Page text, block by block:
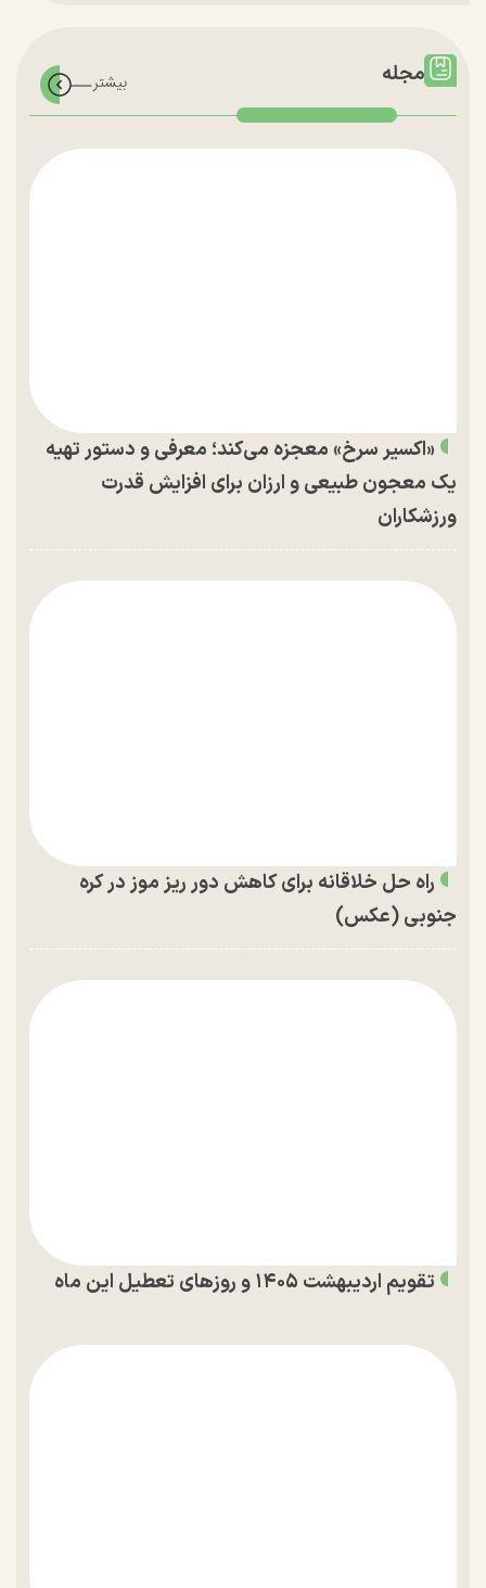
مجله
«اکسیر سرخ» معجزه می‌کند؛ معرفی و دستور تهیه
یک معجون طبیعی و ارزان برای افزایش قدرت
ورزشکاران
راه حل خلاقانه برای کاهش دور ریز موز در کره
جنوبی (عکس)
تقویم اردیبهشت ۱۴۰۵ و روز‌های تعطیل این ماه